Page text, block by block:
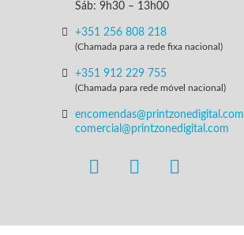
Sáb: 9h30 – 13h00
+351 256 808 218
(Chamada para a rede fixa nacional)
+351 912 229 755
(Chamada para rede móvel nacional)
encomendas@printzonedigital.com
comercial@printzonedigital.com